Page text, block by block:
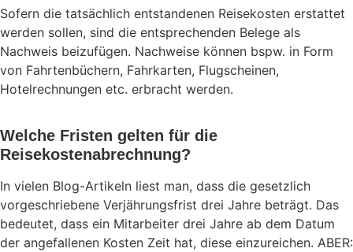
Sofern die tatsächlich entstandenen Reisekosten erstattet
werden sollen, sind die entsprechenden Belege als
Nachweis beizufügen. Nachweise können bspw. in Form
von Fahrtenbüchern, Fahrkarten, Flugscheinen,
Hotelrechnungen etc. erbracht werden.
Welche Fristen gelten für die
Reisekostenabrechnung?
In vielen Blog-Artikeln liest man, dass die gesetzlich
vorgeschriebene Verjährungsfrist drei Jahre beträgt. Das
bedeutet, dass ein Mitarbeiter drei Jahre ab dem Datum
der angefallenen Kosten Zeit hat, diese einzureichen. ABER: